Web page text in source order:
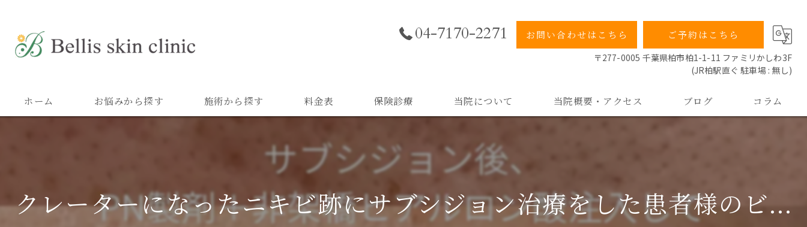
04-7170-2271 お問い合わせはこちら
ご予約はこちら
〒277-0005 千葉県柏市柏1-1-11 ファミリかしわ3F
(JR柏駅直ぐ 駐車場 : 無し)
ホーム お悩みから探す 施術から探す 料金表 保険診療 当院について
小顔
二重顎
当院概要・アクセス
よくあるご質問
ブログ コラム
クレーターになったニキビ跡にサブシジョン治療をした患者様のビ...